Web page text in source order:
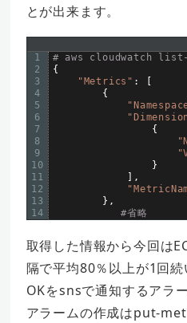
とが出来ます。
1
2
3
4
5
6
7
8
9
10
11
12
13
14
# aws cloudwatch
{
"Metrics" :
{
{
}
,
} ,
#省略
取得した情報から今回は
隔で平均80％以上が1回
OKをsnsで通知するアラ
アラームの作成はput-